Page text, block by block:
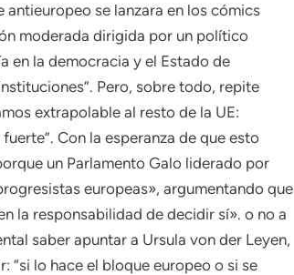
se lanzara en los cómics
moderada dirigida por un político
en la democracia y el Estado de
Pero, sobre todo, repite
extrapolable al resto de la UE:
Con la esperanza de que esto
un Parlamento Galo liderado por
europeas», argumentando que
la responsabilidad de decidir sí». o no a
saber apuntar a Ursula von der Leyen,
“si lo hace el bloque europeo o si se